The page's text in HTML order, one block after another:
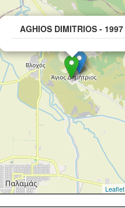
AGHIOS DIMITRIOS - 1997
Leaflet